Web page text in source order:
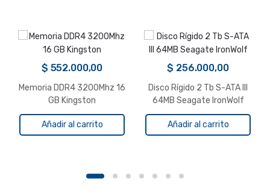
$ 552.000,00
Memoria DDR4 3200Mhz 16
GB Kingston
Añadir al carrito
$ 256.000,00
Disco Rígido 2 Tb S-ATA III
64MB Seagate IronWolf
Añadir al carrito